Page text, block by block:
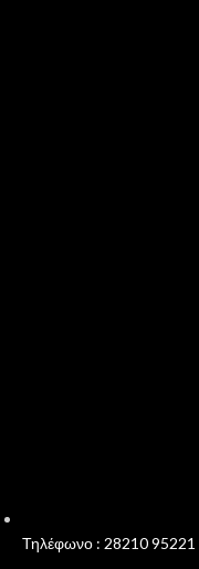
Τηλέφωνο : 28210 95221